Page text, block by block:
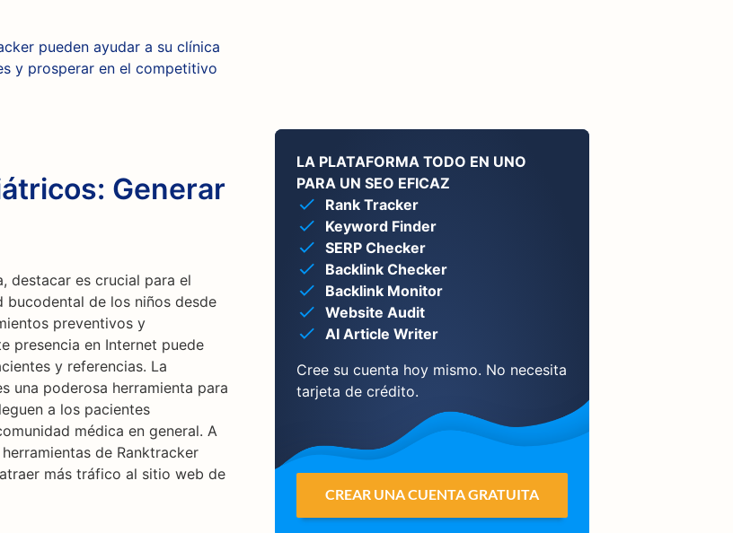
pueden ayudar a su clínica
y prosperar en el competitivo
Generar
destacar es crucial para el
de los niños desde
preventivos y
presencia en Internet puede
y referencias. La
una poderosa herramienta para
a los pacientes
médica en general. A
de Ranktracker
más tráfico al sitio web de
LA PLATAFORMA TODO EN UNO
PARA UN SEO EFICAZ
Rank Tracker
Keyword Finder
SERP Checker
Backlink Checker
Backlink Monitor
Website Audit
AI Article Writer
Cree su cuenta hoy mismo. No necesita
tarjeta de crédito.
CREAR UNA CUENTA GRATUITA